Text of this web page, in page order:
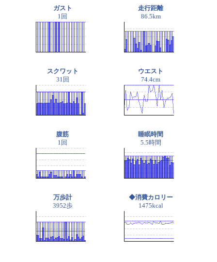
ガスト
1回
走行距離
86.5km
スクワット
31回
ウエスト
74.4cm
腹筋
1回
睡眠時間
5.5時間
万歩計
3952歩
◆消費カロリー
1475kcal